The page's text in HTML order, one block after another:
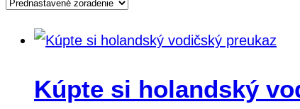
Kúpte si holandský